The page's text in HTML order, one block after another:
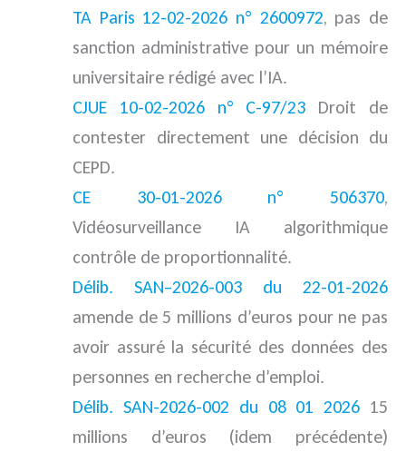
TA Paris 12-02-2026 n° 2600972, pas de
sanction administrative pour un mémoire
universitaire rédigé avec l’IA.
CJUE 10-02-2026 n° C-97/23 Droit de
contester directement une décision du
CEPD.
CE 30-01-2026 n° 506370,
Vidéosurveillance IA algorithmique
contrôle de proportionnalité.
Délib. SAN–2026-003 du 22-01-2026
amende de 5 millions d’euros pour ne pas
avoir assuré la sécurité des données des
personnes en recherche d’emploi.
Délib. SAN-2026-002 du 08 01 2026 15
millions d’euros (idem précédente)